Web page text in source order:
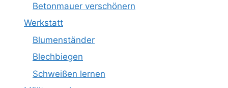
Betonmauer verschönern
Werkstatt
Blumenständer
Blechbiegen
Schweißen lernen